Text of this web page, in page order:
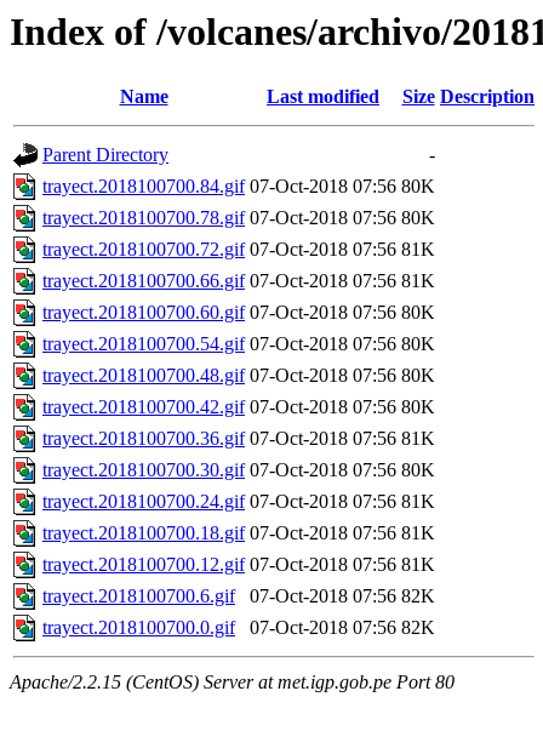
Index of /volcanes/archivo/
Name Last modified Size Description
Parent Directory
-
trayect.2018100700.84.gif 07-Oct-2018 07:56 80K
trayect.2018100700.78.gif 07-Oct-2018 07:56 80K
trayect.2018100700.72.gif 07-Oct-2018 07:56 81K
trayect.2018100700.66.gif 07-Oct-2018 07:56 81K
trayect.2018100700.60.gif 07-Oct-2018 07:56 80K
trayect.2018100700.54.gif 07-Oct-2018 07:56 80K
trayect.2018100700.48.gif 07-Oct-2018 07:56 80K
trayect.2018100700.42.gif 07-Oct-2018 07:56 80K
trayect.2018100700.36.gif 07-Oct-2018 07:56 81K
trayect.2018100700.30.gif 07-Oct-2018 07:56 80K
trayect.2018100700.24.gif 07-Oct-2018 07:56 81K
trayect.2018100700.18.gif 07-Oct-2018 07:56 81K
trayect.2018100700.12.gif 07-Oct-2018 07:56 81K
trayect.2018100700.6.gif
07-Oct-2018 07:56 82K
trayect.2018100700.0.gif
07-Oct-2018 07:56 82K
Apache/2.2.15 (CentOS) Server at met.igp.gob.pe Port 80